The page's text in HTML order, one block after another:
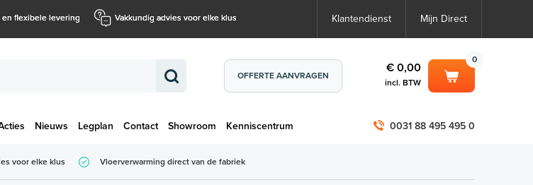
en flexibele levering Vakkundig advies voor elke klus Klantendienst Mijn Direct
OFFERTE AANVRAGEN
0
€ 0,00
incl. BTW
Nieuws Legplan Contact Showroom Kenniscentrum
€ 0,00 0031 88 495 495 0
voor elke klus Vloerverwarming direct van de fabriek